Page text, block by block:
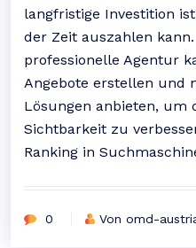
langfristige Investition
der Zeit auszahlen kann.
professionelle Agentur
Angebote erstellen und
Lösungen anbieten, um
Sichtbarkeit zu
Ranking in
0 Von omd-